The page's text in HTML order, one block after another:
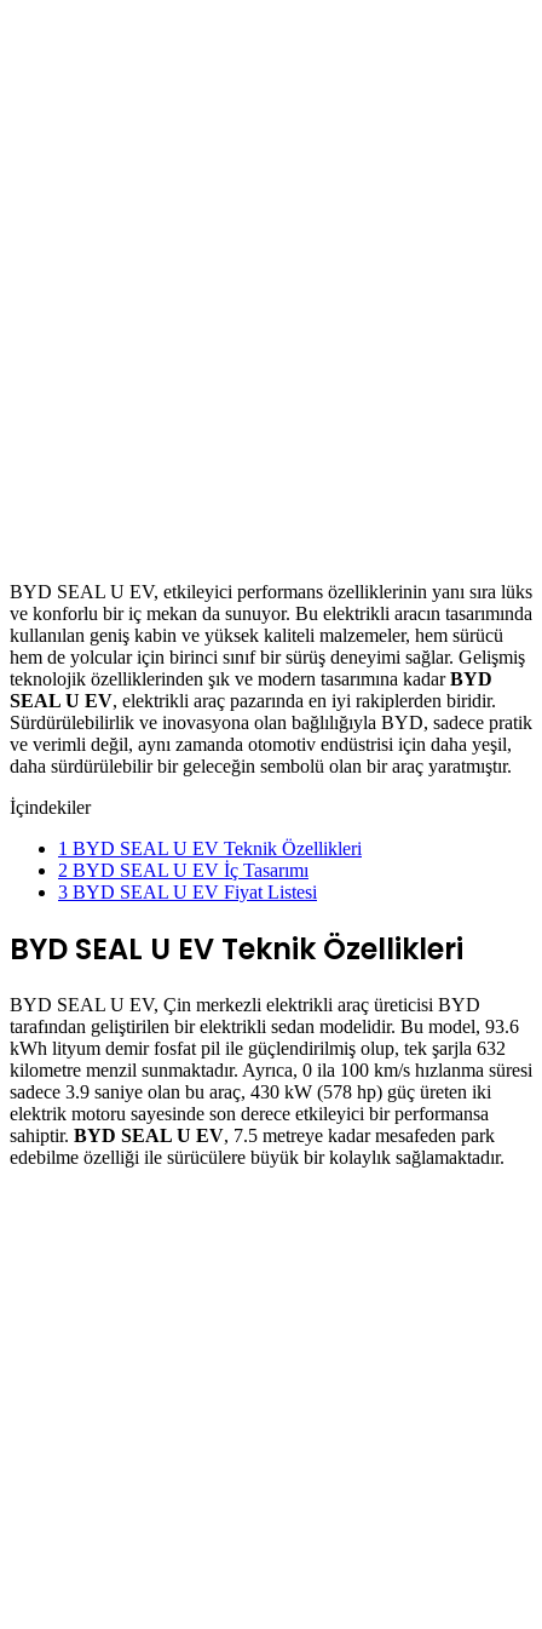
BYD SEAL U EV, etkileyici performans özelliklerinin yanı sıra lüks
ve konforlu bir iç mekan da sunuyor. Bu elektrikli aracın tasarımında
kullanılan geniş kabin ve yüksek kaliteli malzemeler, hem sürücü
hem de yolcular için birinci sınıf bir sürüş deneyimi sağlar. Gelişmiş
teknolojik özelliklerinden şık ve modern tasarımına kadarBYD
SEAL U EV, elektrikli araç pazarında en iyi rakiplerden biridir.
Sürdürülebilirlik ve inovasyona olan bağlılığıyla BYD, sadece pratik
ve verimli değil, aynı zamanda otomotiv endüstrisi için daha yeşil,
daha sürdürülebilir bir geleceğin sembolü olan bir araç yaratmıştır.
İçindekiler
1 BYD SEAL U EV Teknik Özellikleri
2 BYD SEAL U EV İç Tasarımı
3 BYD SEAL U EV Fiyat Listesi
BYD SEAL U EV Teknik Özellikleri
BYD SEAL U EV, Çin merkezli elektrikli araç üreticisi BYD
tarafından geliştirilen bir elektrikli sedan modelidir. Bu model, 93.6
kWh lityum demir fosfat pil ile güçlendirilmiş olup, tek şarjla 632
kilometre menzil sunmaktadır. Ayrıca, 0 ila 100 km/s hızlanma süresi
sadece 3.9 saniye olan bu araç, 430 kW (578 hp) güç üreten iki
elektrik motoru sayesinde son derece etkileyici bir performansa
sahiptir. BYD SEAL U EV, 7.5 metreye kadar mesafeden park
edebilme özelliği ile sürücülere büyük bir kolaylık sağlamaktadır.